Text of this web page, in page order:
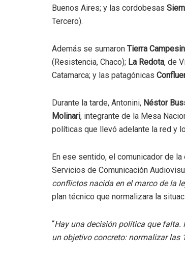
Buenos Aires; y las cordobesas
Tercero).
Además se sumaron Tierra
(Resistencia, Chaco); La Redota, de
Catamarca; y las patagónicas
Durante la tarde, Antonini, Néstor
Molinari, integrante de la Mesa
políticas que llevó adelante la red y
En ese sentido, el comunicador de
Servicios de Comunicación
conflictos nacida en el marco de la
plan técnico que normalizara la
“Hay una decisión política que falta.
un objetivo concreto: normalizar las